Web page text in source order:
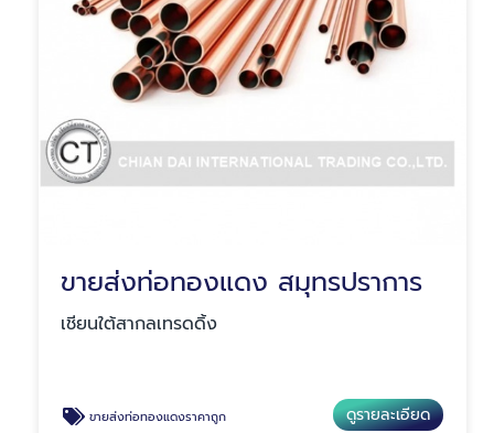
ขายส่งท่อทองแดง สมุทรปราการ
เชียนใต้สากลเทรดดิ้ง
ขายส่งท่อทองแดงราคาถูก ดูรายละเอียด